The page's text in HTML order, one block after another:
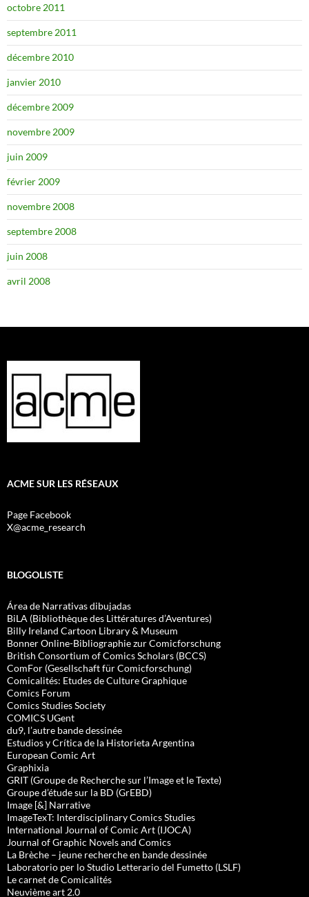
octobre 2011
septembre 2011
décembre 2010
janvier 2010
décembre 2009
novembre 2009
juin 2009
février 2009
novembre 2008
septembre 2008
juin 2008
avril 2008
ACME SUR LES RÉSEAUX
Page Facebook
X@acme_research
BLOGOLISTE
Área de Narrativas dibujadas
BiLA (Bibliothèque des Littératures d’Aventures)
Billy Ireland Cartoon Library & Museum
Bonner Online-Bibliographie zur Comicforschung
British Consortium of Comics Scholars (BCCS)
ComFor (Gesellschaft für Comicforschung)
Comicalités: Etudes de Culture Graphique
Comics Forum
Comics Studies Society
COMICS UGent
du9, l’autre bande dessinée
Estudios y Crítica de la Historieta Argentina
European Comic Art
Graphixia
GRIT (Groupe de Recherche sur l’Image et le Texte)
Groupe d’étude sur la BD (GrEBD)
Image [&] Narrative
ImageTexT: Interdisciplinary Comics Studies
International Journal of Comic Art (IJOCA)
Journal of Graphic Novels and Comics
La Brèche – jeune recherche en bande dessinée
Laboratorio per lo Studio Letterario del Fumetto (LSLF)
Le carnet de Comicalités
Neuvième art 2.0